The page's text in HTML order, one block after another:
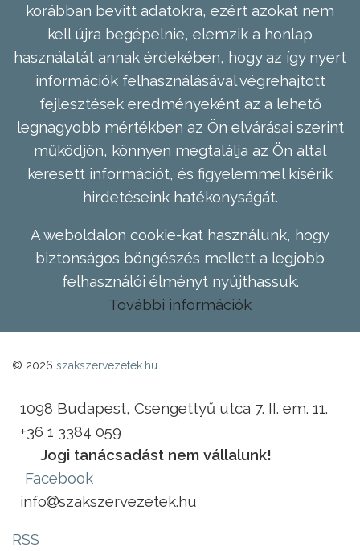
korábban bevitt adatokra, ezért azokat nem
kell újra begépelnie, elemzik a honlap
használatát annak érdekében, hogy az így nyert
információk felhasználásával végrehajtott
fejlesztések eredményeként az a lehető
legnagyobb mértékben az Ön elvárásai szerint
működjön, könnyen megtalálja az Ön által
keresett információt, és figyelemmel kísérik
hirdetéseink hatékonyságát.
A weboldalon cookie-kat használunk, hogy
biztonságos böngészés mellett a legjobb
felhasználói élményt nyújthassuk.
További információk
© 2026 szakszervezetek.hu
1098 Budapest, Csengettyű utca 7. II. em. 11.
+36 1 3384 059
Jogi tanácsadást nem vállalunk!
Facebook
info
szakszervezetek.hu
RSS